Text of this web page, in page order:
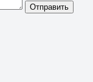
Отправить